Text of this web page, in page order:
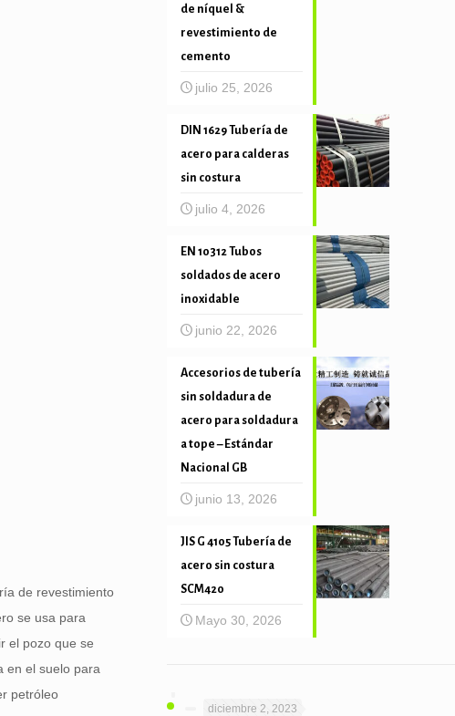
de revestimiento
se usa para
el pozo que se
en el suelo para
petróleo
de níquel &
revestimiento de
cemento
julio 25, 2026
DIN 1629 Tubería de
acero para calderas
sin costura
julio 4, 2026
EN 10312 Tubos
soldados de acero
inoxidable
junio 22, 2026
Accesorios de tubería
sin soldadura de
acero para soldadura
a tope – Estándar
Nacional GB
junio 13, 2026
JIS G 4105 Tubería de
acero sin costura
SCM420
Mayo 30, 2026
diciembre 2, 2023